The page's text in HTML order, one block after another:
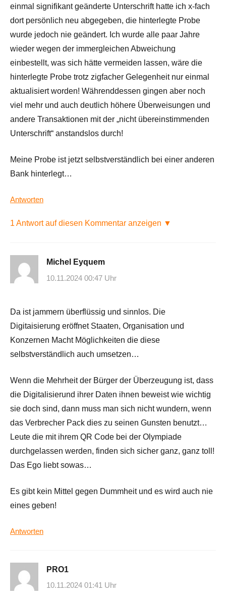
einmal signifikant geänderte Unterschrift hatte ich x-fach
dort persönlich neu abgegeben, die hinterlegte Probe
wurde jedoch nie geändert. Ich wurde alle paar Jahre
wieder wegen der immergleichen Abweichung
einbestellt, was sich hätte vermeiden lassen, wäre die
hinterlegte Probe trotz zigfacher Gelegenheit nur einmal
aktualisiert worden! Währenddessen gingen aber noch
viel mehr und auch deutlich höhere Überweisungen und
andere Transaktionen mit der „nicht übereinstimmenden
Unterschrift“ anstandslos durch!
Meine Probe ist jetzt selbstverständlich bei einer anderen
Bank hinterlegt…
Antworten
1 Antwort auf diesen Kommentar anzeigen ▼
Michel Eyquem
10.11.2024 00:47 Uhr
Da ist jammern überflüssig und sinnlos. Die
Digitaisierung eröffnet Staaten, Organisation und
Konzernen Macht Möglichkeiten die diese
selbstverständlich auch umsetzen…
Wenn die Mehrheit der Bürger der Überzeugung ist, dass
die Digitalisierund ihrer Daten ihnen beweist wie wichtig
sie doch sind, dann muss man sich nicht wundern, wenn
das Verbrecher Pack dies zu seinen Gunsten benutzt…
Leute die mit ihrem QR Code bei der Olympiade
durchgelassen werden, finden sich sicher ganz, ganz toll!
Das Ego liebt sowas…
Es gibt kein Mittel gegen Dummheit und es wird auch nie
eines geben!
Antworten
PRO1
10.11.2024 01:41 Uhr